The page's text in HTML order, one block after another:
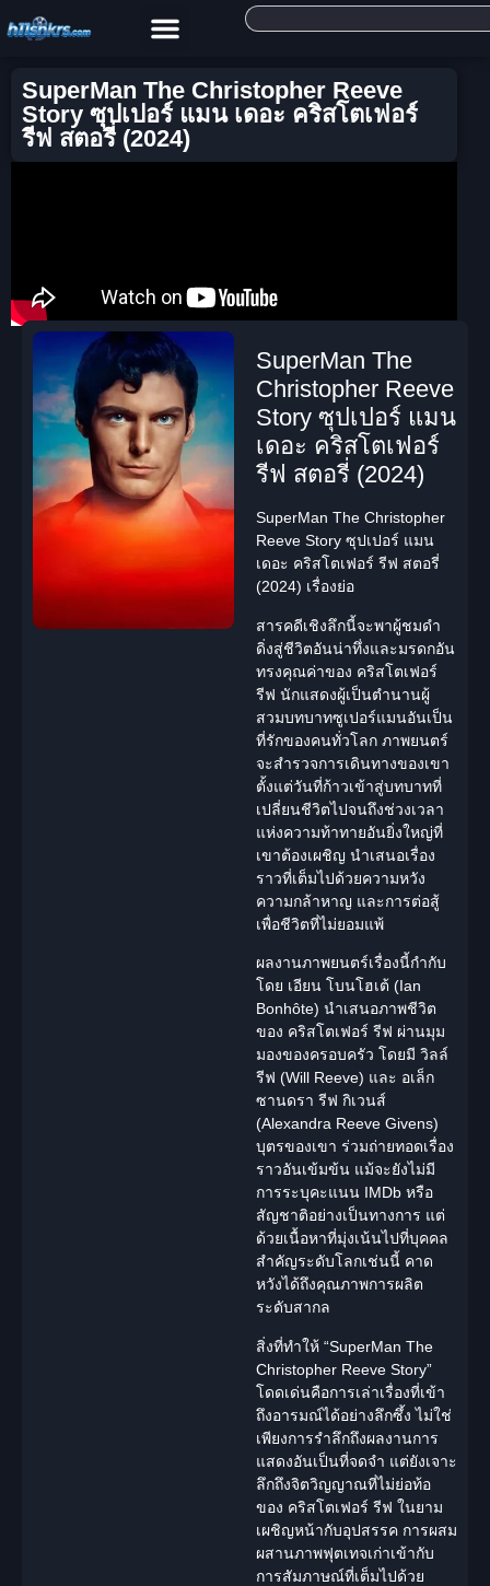
SuperMan The Christopher Reeve
Story ซุปเปอร์ แมน เดอะ คริสโตเฟอร์
รีฟ สตอรี่ (2024)
SuperMan The
Christopher Reeve
Story ซุปเปอร์ แมน
เดอะ คริสโตเฟอร์
รีฟ สตอรี่ (2024)
SuperMan The Christopher
Reeve Story ซุปเปอร์ แมน
เดอะ คริสโตเฟอร์ รีฟ สตอรี่
(2024) เรื่องย่อ
สารคดีเชิงลึกนี้จะพาผู้ชมดำ
ดิ่งสู่ชีวิตอันน่าทึ่งและมรดกอัน
ทรงคุณค่าของ คริสโตเฟอร์
รีฟ นักแสดงผู้เป็นตำนานผู้
สวมบทบาทซูเปอร์แมนอันเป็น
ที่รักของคนทั่วโลก ภาพยนตร์
จะสำรวจการเดินทางของเขา
ตั้งแต่วันที่ก้าวเข้าสู่บทบาทที่
เปลี่ยนชีวิตไปจนถึงช่วงเวลา
แห่งความท้าทายอันยิ่งใหญ่ที่
เขาต้องเผชิญ นำเสนอเรื่อง
ราวที่เต็มไปด้วยความหวัง
ความกล้าหาญ และการต่อสู้
เพื่อชีวิตที่ไม่ยอมแพ้
ผลงานภาพยนตร์เรื่องนี้กำกับ
โดย เอียน โบนโฮเต้ (Ian
Bonhôte) นำเสนอภาพชีวิต
ของ คริสโตเฟอร์ รีฟ ผ่านมุม
มองของครอบครัว โดยมี วิลล์
รีฟ (Will Reeve) และ อเล็ก
ซานดรา รีฟ กิเวนส์
(Alexandra Reeve Givens)
บุตรของเขา ร่วมถ่ายทอดเรื่อง
ราวอันเข้มข้น แม้จะยังไม่มี
การระบุคะแนน IMDb หรือ
สัญชาติอย่างเป็นทางการ แต่
ด้วยเนื้อหาที่มุ่งเน้นไปที่บุคคล
สำคัญระดับโลกเช่นนี้ คาด
หวังได้ถึงคุณภาพการผลิต
ระดับสากล
สิ่งที่ทำให้ “SuperMan The
Christopher Reeve Story”
โดดเด่นคือการเล่าเรื่องที่เข้า
ถึงอารมณ์ได้อย่างลึกซึ้ง ไม่ใช่
เพียงการรำลึกถึงผลงานการ
แสดงอันเป็นที่จดจำ แต่ยังเจาะ
ลึกถึงจิตวิญญาณที่ไม่ย่อท้อ
ของ คริสโตเฟอร์ รีฟ ในยาม
เผชิญหน้ากับอุปสรรค การผสม
ผสานภาพฟุตเทจเก่าเข้ากับ
การสัมภาษณ์ที่เต็มไปด้วย